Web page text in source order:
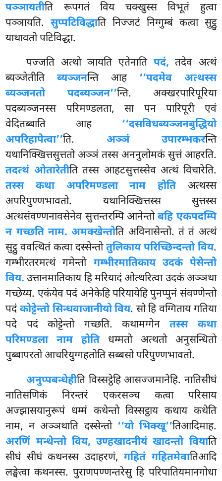
पञ्ञायतीति रूपगतं विय चक्खुस्स विभूतं हुत्वा
पञ्ञायति.सुप्पटिविद्धाति निज्जटं निग्गुम्बं कत्वा सुट्ठु
याथावतो पटिविद्धा.
पज्जति अत्थो ञायति एतेनाति पदं, तदेव अत्थं
ब्यञ्जेतीतिब्यञ्जनन्ति आह ‘‘पदमेव अत्थस्स
ब्यञ्जनतो पदब्यञ्जन’’न्ति. अक्खरपारिपूरिया
पदब्यञ्जनस्स परिमण्डलता, सा पन पारिपूरी एवं
वेदितब्बाति आह ‘‘दसविधब्यञ्जनबुद्धियो
अपरिहापेत्वा’’ति. अञ्ञं उपारम्भकरन्ति
यथानिक्खित्तसुत्ततो अञ्ञं तस्स अननुलोमकं सुत्तं आहरति.
तदत्थं ओतारेतीति तस्स आहटसुत्तस्सेव अत्थं विचारेति.
तस्स कथा अपरिमण्डला नाम होतिअत्थस्स
अपरिपुण्णभावतो. यथानिक्खित्तस्स सुत्तस्स
अत्थसंवण्णनावसेनेव सुत्तन्तरम्पि आनेन्तोबहि एकपदम्पि
न गच्छति नाम. अमक्खेन्तोति अविनासेन्तो. तं तं अत्थं
सुट्ठु ववत्थितं कत्वा दस्सेन्तोतुलिकाय परिच्छिन्दन्तो विय.
गम्भीरतरमत्थंगमेन्तो गम्भीरमातिकाय उदकं पेसेन्तो
विय. उत्तानमातिकाय हि मरियादं ओत्थरित्वा उदकं अञ्ञथा
गच्छेय्य. एकंयेव पदं अनेकेहि परियायेहि पुनप्पुनं संवण्णेन्तो
पदंकोट्टेन्तो सिन्धवाजानीयो विय. सो हि वग्गिताय गतिया
पदे पदं कोट्टेन्तो गच्छति. कथामग्गेनतस्स कथा
परिमण्डला नाम होतिधम्मतो अत्थतो अनुसन्धितो
पुब्बापरतो आचरियुग्गहतोति सब्बसो परिपुण्णभावतो.
अनुप्पबन्धेहीति विस्सट्ठेहि आसज्जमानेहि. नातिसीघं
नातिसणिकं निरन्तरं एकरसञ्च कत्वा परिसाय
अज्झासयानुरूपं धम्मं कथेन्तो विस्सट्ठाय कथाय कथेति
नाम, न अञ्ञथाति दस्सेन्तो ‘‘यो भिक्खू’’तिआदिमाह.
अरणिं मन्थेन्तो विय, उण्हखादनीयं खादन्तो वियाति
सीघं सीघं कथनस्स उदाहरणं,गहितं गहितमेवातिआदि
लङ्घेत्वा कथनस्स. पुराणपण्णन्तरेसु हि परिपातियमानगोधा